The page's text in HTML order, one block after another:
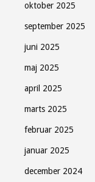
oktober 2025
september 2025
juni 2025
maj 2025
april 2025
marts 2025
februar 2025
januar 2025
december 2024